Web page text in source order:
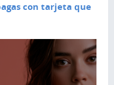
con tarjeta que